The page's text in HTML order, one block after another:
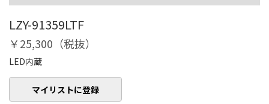
LZY-91359LTF
￥25,300（税抜）
LED内蔵
マイリストに登録